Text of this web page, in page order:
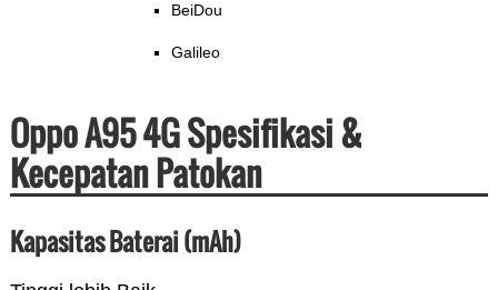
BeiDou
Galileo
Oppo A95 4G Spesifikasi &
Kecepatan Patokan
Kapasitas Baterai (mAh)